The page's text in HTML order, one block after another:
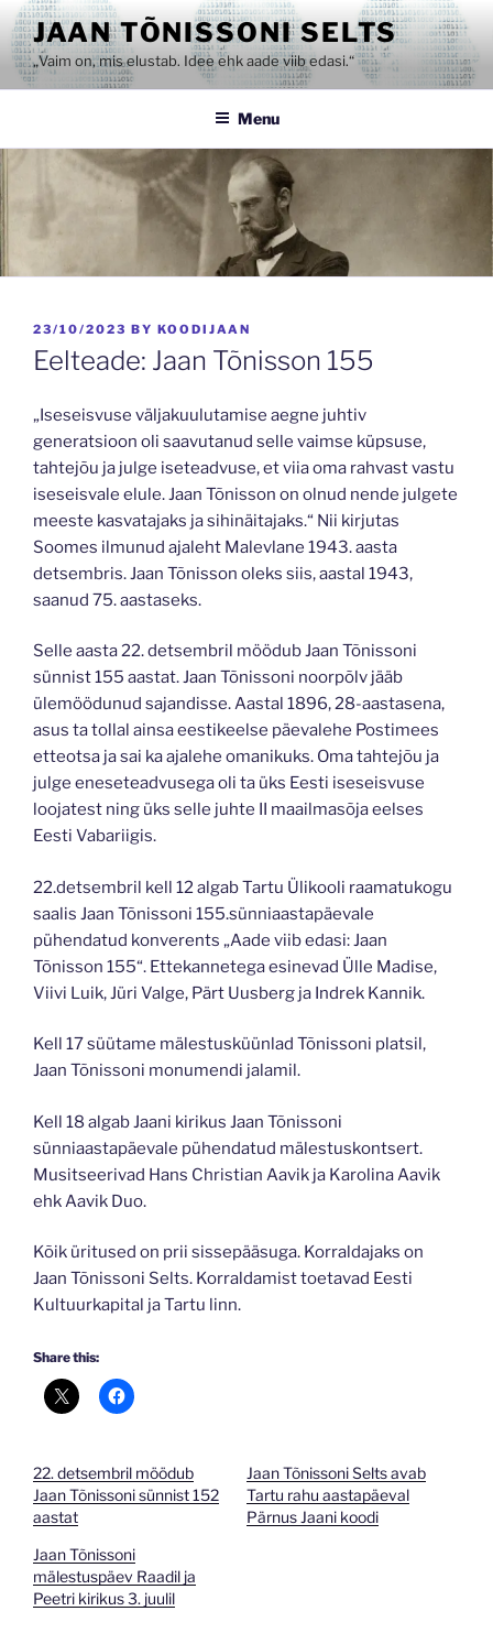
Skip
to
content
JAAN TÕNISSONI SELTS
„Vaim on, mis elustab. Idee ehk aade viib edasi.“
Menu
POSTED
ON
23/10/2023 BY KOODIJAAN
Eelteade: Jaan Tõnisson 155
„Iseseisvuse väljakuulutamise aegne juhtiv
generatsioon oli saavutanud selle vaimse küpsuse,
tahtejõu ja julge iseteadvuse, et viia oma rahvast vastu
iseseisvale elule. Jaan Tõnisson on olnud nende julgete
meeste kasvatajaks ja sihinäitajaks.“ Nii kirjutas
Soomes ilmunud ajaleht Malevlane 1943. aasta
detsembris. Jaan Tõnisson oleks siis, aastal 1943,
saanud 75. aastaseks.
Selle aasta 22. detsembril möödub Jaan Tõnissoni
sünnist 155 aastat. Jaan Tõnissoni noorpõlv jääb
ülemöödunud sajandisse. Aastal 1896, 28-aastasena,
asus ta tollal ainsa eestikeelse päevalehe Postimees
etteotsa ja sai ka ajalehe omanikuks. Oma tahtejõu ja
julge eneseteadvusega oli ta üks Eesti iseseisvuse
loojatest ning üks selle juhte II maailmasõja eelses
Eesti Vabariigis.
22.detsembril kell 12 algab Tartu Ülikooli raamatukogu
saalis Jaan Tõnissoni 155.sünniaastapäevale
pühendatud konverents „Aade viib edasi: Jaan
Tõnisson 155“. Ettekannetega esinevad Ülle Madise,
Viivi Luik, Jüri Valge, Pärt Uusberg ja Indrek Kannik.
Kell 17 süütame mälestusküünlad Tõnissoni platsil,
Jaan Tõnissoni monumendi jalamil.
Kell 18 algab Jaani kirikus Jaan Tõnissoni
sünniaastapäevale pühendatud mälestuskontsert.
Musitseerivad Hans Christian Aavik ja Karolina Aavik
ehk Aavik Duo.
Kõik üritused on prii sissepääsuga. Korraldajaks on
Jaan Tõnissoni Selts. Korraldamist toetavad Eesti
Kultuurkapital ja Tartu linn.
Share this:
22. detsembril möödub
Jaan Tõnissoni sünnist 152
aastat
Jaan Tõnissoni Selts avab
Tartu rahu aastapäeval
Pärnus Jaani koodi
Jaan Tõnissoni
mälestuspäev Raadil ja
Peetri kirikus 3. juulil